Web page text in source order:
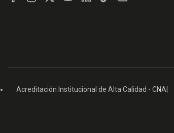
Acreditación Institucional de Alta Calidad - CNA